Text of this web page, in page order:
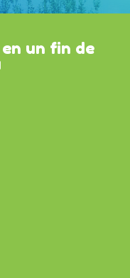
un fin de